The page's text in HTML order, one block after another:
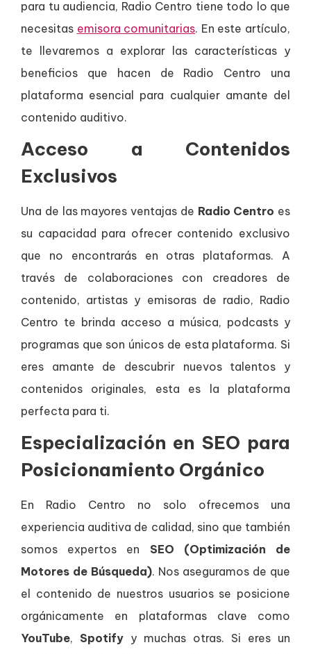
para tu audiencia, Radio Centro tiene todo lo que
necesitas emisora comunitarias. En este artículo,
te llevaremos a explorar las características y
beneficios que hacen de Radio Centro una
plataforma esencial para cualquier amante del
contenido auditivo.
Acceso a Contenidos
Exclusivos
Una de las mayores ventajas de Radio Centro es
su capacidad para ofrecer contenido exclusivo
que no encontrarás en otras plataformas. A
través de colaboraciones con creadores de
contenido, artistas y emisoras de radio, Radio
Centro te brinda acceso a música, podcasts y
programas que son únicos de esta plataforma. Si
eres amante de descubrir nuevos talentos y
contenidos originales, esta es la plataforma
perfecta para ti.
Especialización en SEO para
Posicionamiento Orgánico
En Radio Centro no solo ofrecemos una
experiencia auditiva de calidad, sino que también
somos expertos en SEO (Optimización de
Motores de Búsqueda). Nos aseguramos de que
el contenido de nuestros usuarios se posicione
orgánicamente en plataformas clave como
YouTube, Spotify y muchas otras. Si eres un